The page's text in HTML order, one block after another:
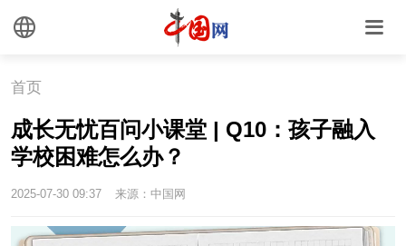
首页
成长无忧百问小课堂 | Q10：孩子融入
学校困难怎么办？
2025-07-30 09:37 来源：中国网